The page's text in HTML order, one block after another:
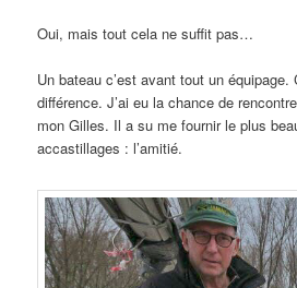
Oui, mais tout cela ne suffit pas…
Un bateau c’est avant tout un équipage.
différence. J’ai eu la chance de
mon Gilles. Il a su me fournir le plus
accastillages : l’amitié.